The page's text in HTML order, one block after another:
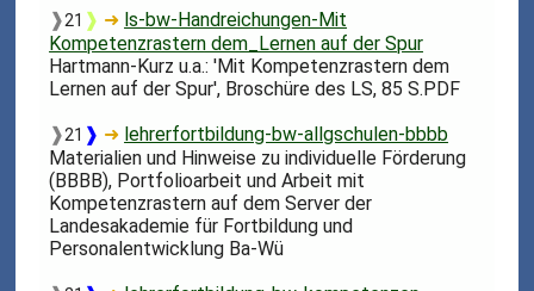
❱21 ❱ ➜ ls-bw-Handreichungen-Mit
Kompetenzrastern dem_Lernen auf der Spur
Hartmann-Kurz u.a.: 'Mit Kompetenzrastern dem
Lernen auf der Spur', Broschüre des LS, 85 S.PDF
❱21 ❱ ➜ lehrerfortbildung-bw-allgschulen-bbbb
Materialien und Hinweise zu individuelle Förderung
(BBBB), Portfolioarbeit und Arbeit mit
Kompetenzrastern auf dem Server der
Landesakademie für Fortbildung und
Personalentwicklung Ba-Wü